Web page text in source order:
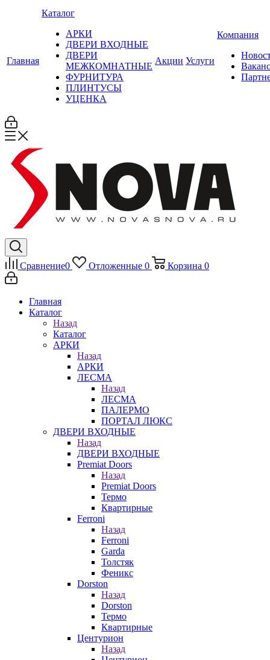
Главная
Каталог
АРКИ
ДВЕРИ ВХОДНЫЕ
ДВЕРИ
МЕЖКОМНАТНЫЕ
ФУРНИТУРА
ПЛИНТУСЫ
УЦЕНКА
Акции Услуги
Компания
Сравнение0 Отложенные 0 Корзина 0
Главная
Каталог
Назад
Каталог
АРКИ
Назад
АРКИ
ЛЕСМА
Назад
ЛЕСМА
ПАЛЕРМО
ПОРТАЛ ЛЮКС
ДВЕРИ ВХОДНЫЕ
Назад
ДВЕРИ ВХОДНЫЕ
Premiat Doors
Назад
Premiat Doors
Термо
Квартирные
Ferroni
Назад
Ferroni
Garda
Толстяк
Феникс
Dorston
Назад
Dorston
Термо
Квартирные
Центурион
Назад